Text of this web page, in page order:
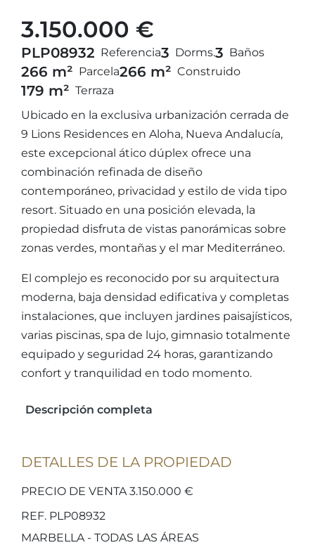
3.150.000 €
PLP08932 Referencia3 Dorms.3 Baños
266 m² Parcela266 m² Construido
179 m² Terraza
Ubicado en la exclusiva urbanización cerrada de
9 Lions Residences en Aloha, Nueva Andalucía,
este excepcional ático dúplex ofrece una
combinación refinada de diseño
contemporáneo, privacidad y estilo de vida tipo
resort. Situado en una posición elevada, la
propiedad disfruta de vistas panorámicas sobre
zonas verdes, montañas y el mar Mediterráneo.
El complejo es reconocido por su arquitectura
moderna, baja densidad edificativa y completas
instalaciones, que incluyen jardines paisajísticos,
varias piscinas, spa de lujo, gimnasio totalmente
equipado y seguridad 24 horas, garantizando
confort y tranquilidad en todo momento.
Descripción completa
DETALLES DE LA PROPIEDAD
PRECIO DE VENTA 3.150.000 €
REF. PLP08932
MARBELLA - TODAS LAS ÁREAS